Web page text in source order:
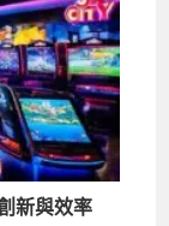
新與效率